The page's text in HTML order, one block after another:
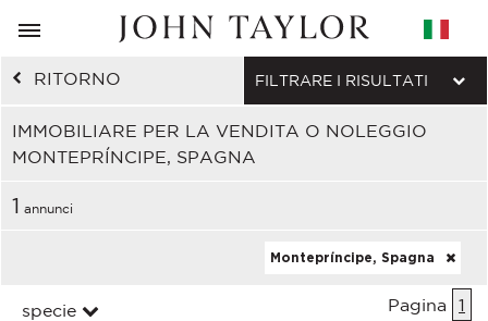
RITORNO
IMMOBILIARE PER LA VENDITA O NOLEGGIO
MONTEPRÍNCIPE, SPAGNA
FILTRARE I RISULTATI
1 annunci
Montepríncipe, Spagna
specie Pagina 1